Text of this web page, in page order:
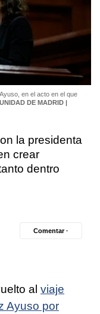
en el acto en el que
DE MADRID |
la presidenta
crear
dentro
Comentar ·
al viaje
Ayuso por